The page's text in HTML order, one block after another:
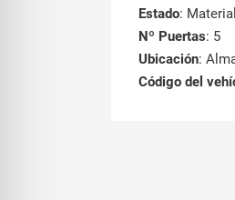
Estado:
Nº Puertas: 5
Ubicación:
Código del